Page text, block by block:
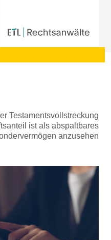
Testamentsvollstreckung
ist als abspaltbares
anzusehen